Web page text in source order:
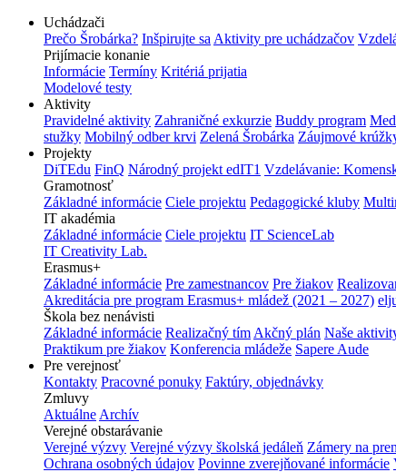
Uchádzači
Prečo Šrobárka? Inšpirujte sa Aktivity pre uchádzačov
Prijímacie konanie
Informácie Termíny Kritériá prijatia
Modelové testy
Aktivity
Pravidelné aktivity Zahraničné exkurzie Buddy program
stužky Mobilný odber krvi Zelená Šrobárka Záujmové
Projekty
DiTEdu FinQ Národný projekt edIT1 Vzdelávanie:
Gramotnosť
Základné informácie Ciele projektu Pedagogické kluby
IT akadémia
Základné informácie Ciele projektu IT ScienceLab
IT Creativity Lab.
Erasmus+
Základné informácie Pre zamestnancov Pre žiakov
Akreditácia pre program Erasmus+ mládež (2021 – 2027)
Škola bez nenávisti
Základné informácie Realizačný tím Akčný plán Naše
Praktikum pre žiakov Konferencia mládeže Sapere Aude
Pre verejnosť
Kontakty Pracovné ponuky Faktúry, objednávky
Zmluvy
Aktuálne Archív
Verejné obstarávanie
Verejné výzvy Verejné výzvy školská jedáleň Zámery na
Ochrana osobných údajov Povinne zverejňované informácie